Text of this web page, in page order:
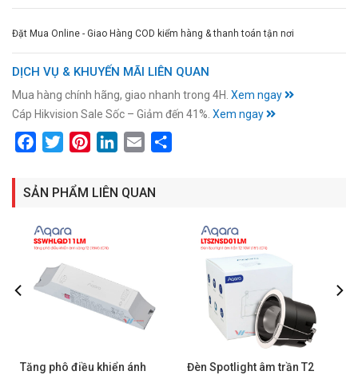
Đặt Mua Online - Giao Hàng COD kiểm hàng & thanh toán tận nơi
DỊCH VỤ & KHUYẾN MÃI LIÊN QUAN
Mua hàng chính hãng, giao nhanh trong 4H. Xem ngay
Cáp Hikvision Sale Sốc – Giảm đến 41%. Xem ngay
FacebookTwitterPinterestLinkedIn
Email
SẢN PHẨM LIÊN QUAN
Tăng phô điều khiển ánh
Đèn Spotlight âm trần T2